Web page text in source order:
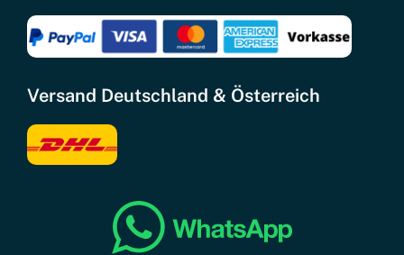
Versand Deutschland & Österreich